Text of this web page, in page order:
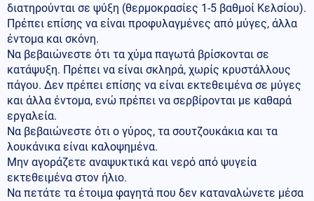
διατηρούνται σε ψύξη (θερμοκρασίες 1-5 βαθμοί Κελσίου).
Πρέπει επίσης να είναι προφυλαγμένες από μύγες, άλλα
έντομα και σκόνη.
Να βεβαιώνεστε ότι τα χύμα παγωτά βρίσκονται σε
κατάψυξη. Πρέπει να είναι σκληρά, χωρίς κρυστάλλους
πάγου. Δεν πρέπει επίσης να είναι εκτεθειμένα σε μύγες
και άλλα έντομα, ενώ πρέπει να σερβίρονται με καθαρά
εργαλεία.
Να βεβαιώνεστε ότι ο γύρος, τα σουτζουκάκια και τα
λουκάνικα είναι καλοψημένα.
Μην αγοράζετε αναψυκτικά και νερό από ψυγεία
εκτεθειμένα στον ήλιο.
Να πετάτε τα έτοιμα φαγητά που δεν καταναλώνετε μέσα